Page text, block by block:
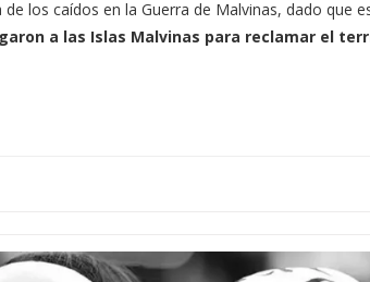
los caídos en la Guerra de Malvinas, dado que
a las Islas Malvinas para reclamar el